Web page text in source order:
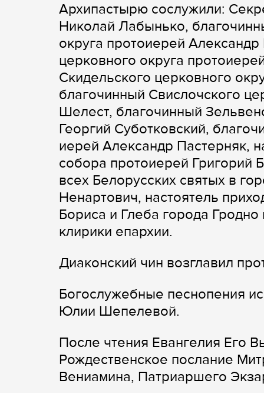
Архипастырю сослужили:
Николай Лабынько,
округа протоиерей
церковного округа
Скидельского церковного
благочинный Свислочского
Шелест, благочинный
Георгий Суботковский,
иерей Александр Пастерняк,
собора протоиерей Григорий
всех Белорусских святых в
Ненартович, настоятель
Бориса и Глеба города
клирики епархии.
Диаконский чин возглавил
Богослужебные песнопения
Юлии Шепелевой.
После чтения Евангелия Его
Рождественское послание
Вениамина, Патриаршего